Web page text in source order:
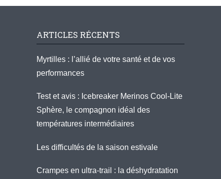
ARTICLES RÉCENTS
Myrtilles : l’allié de votre santé et de vos
performances
Test et avis : Icebreaker Merinos Cool-Lite
Sphère, le compagnon idéal des
températures intermédiaires
Les difficultés de la saison estivale
Crampes en ultra-trail : la déshydratation